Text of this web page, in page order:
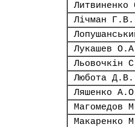
Литвиненко
Лічман Г.В.
Лукашев
Льовочкін
Любота Д.В.
Ляшенко
Магомедов
Макаренко